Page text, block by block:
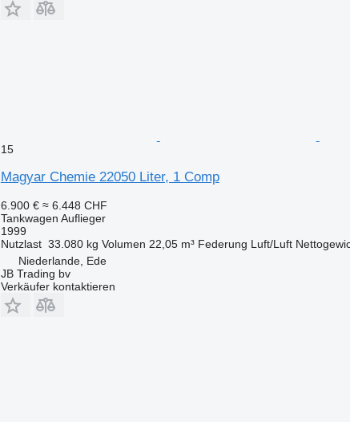
15
Magyar Chemie 22050 Liter, 1 Comp
6.900 € ≈ 6.448 CHF
Tankwagen Auflieger
1999
Nutzlast 33.080 kg Volumen 22,05 m³ Federung Luft/Luft
Niederlande, Ede
JB Trading bv
Verkäufer kontaktieren